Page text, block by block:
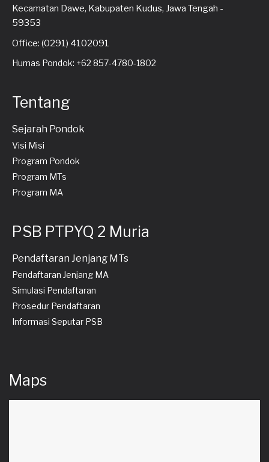
Kecamatan Dawe, Kabupaten Kudus, Jawa Tengah -
59353
Office: (0291) 4102091
Humas Pondok: +62 857-4780-1802
Tentang
Sejarah Pondok
Visi Misi
Program Pondok
Program MTs
Program MA
PSB PTPYQ 2 Muria
Pendaftaran Jenjang MTs
Pendaftaran Jenjang MA
Simulasi Pendaftaran
Prosedur Pendaftaran
Informasi Seputar PSB
Maps